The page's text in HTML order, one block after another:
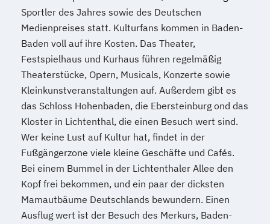
Sportler des Jahres sowie des Deutschen
Medienpreises statt. Kulturfans kommen in Baden-
Baden voll auf ihre Kosten. Das Theater,
Festspielhaus und Kurhaus führen regelmäßig
Theaterstücke, Opern, Musicals, Konzerte sowie
Kleinkunstveranstaltungen auf. Außerdem gibt es
das Schloss Hohenbaden, die Ebersteinburg ond das
Kloster in Lichtenthal, die einen Besuch wert sind.
Wer keine Lust auf Kultur hat, findet in der
Fußgängerzone viele kleine Geschäfte und Cafés.
Bei einem Bummel in der Lichtenthaler Allee den
Kopf frei bekommen, und ein paar der dicksten
Mamautbäume Deutschlands bewundern. Einen
Ausflug wert ist der Besuch des Merkurs, Baden-